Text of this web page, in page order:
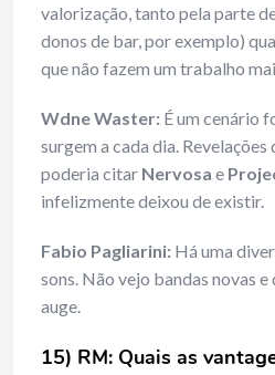
valorização, tanto pela parte
donos de bar, por exemplo)
que não fazem um trabalho
Wdne Waster: É um cenário
surgem a cada dia. Revelações
poderia citar Nervosa e
infelizmente deixou de existir.
Fabio Pagliarini: Há uma
sons. Não vejo bandas novas
auge.
15) RM: Quais as